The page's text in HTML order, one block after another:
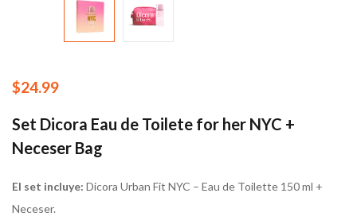
$24.99
Set Dicora Eau de Toilete for her NYC +
Neceser Bag
El set incluye: Dicora Urban Fit NYC – Eau de Toilette 150 ml +
Neceser.